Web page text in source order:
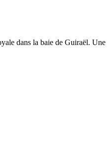
dans la baie de Guiraël. Une